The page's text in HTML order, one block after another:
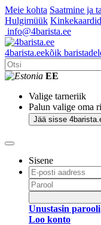
Meie kohta Saatmine ja
Hulgimüük Kinkekaardid
info@4barista.ee
4barista.eekõik
EE
Valige tarneriik
Palun valige oma
Jää sisse
Sisene
Unustasin parooli
Loo konto